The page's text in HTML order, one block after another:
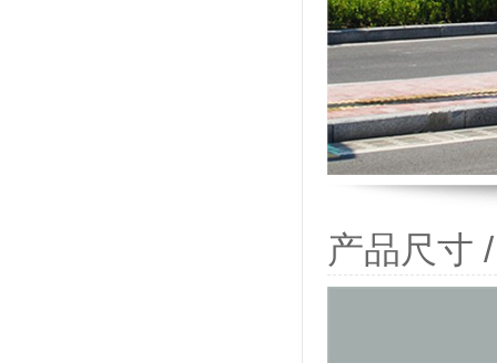
产品尺寸